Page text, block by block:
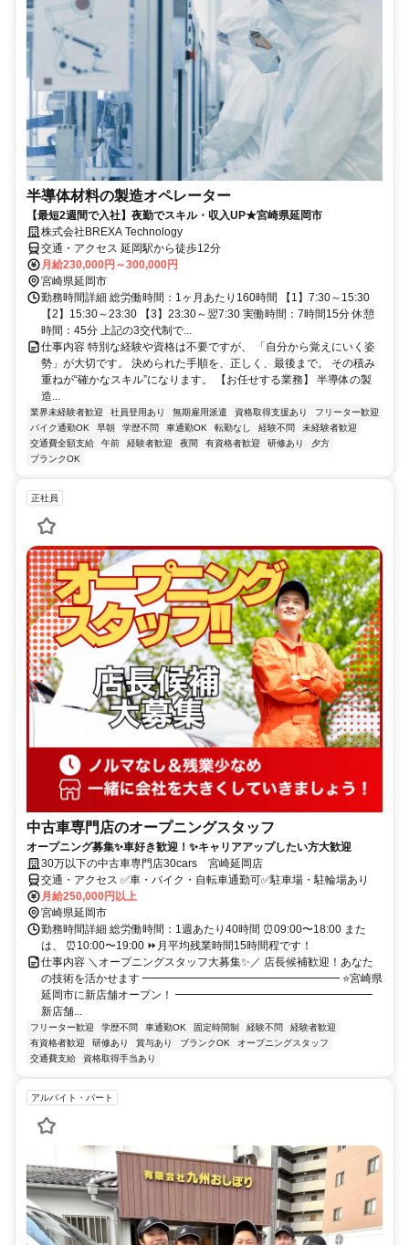
半導体材料の製造オペレーター
【最短2週間で入社】夜勤でスキル・収入UP★宮崎県延岡市
株式会社BREXA Technology
交通・アクセス 延岡駅から徒歩12分
月給230,000円～300,000円
宮崎県延岡市
勤務時間詳細 総労働時間：1ヶ月あたり160時間 【1】7:30～15:30
【2】15:30～23:30 【3】23:30～翌7:30 実働時間：7時間15分 休憩
時間：45分 上記の3交代制で...
仕事内容 特別な経験や資格は不要ですが、 「自分から覚えにいく姿
勢」が大切です。 決められた手順を、正しく、最後まで。 その積み
重ねが“確かなスキル”になります。 【お任せする業務】 半導体の製
造...
業界未経験者歓迎 社員登用あり 無期雇用派遣 資格取得支援あり
フリーター歓迎
バイク通勤OK
早朝 学歴不問 車通勤OK 転勤なし 経験不問
未経験者歓迎
交通費全額支給
午前 経験者歓迎 夜間 有資格者歓迎 研修あり
夕方
ブランクOK
正社員
中古車専門店のオープニングスタッフ
オープニング募集✨車好き歓迎！✨キャリアアップしたい方大歓迎
30万以下の中古車専門店30cars 宮崎延岡店
交通・アクセス ✅車・バイク・自転車通勤可✅駐車場・駐輪場あり
月給250,000円以上
宮崎県延岡市
勤務時間詳細 総労働時間：1週あたり40時間 ⏰09:00〜18:00 また
は、 ⏰10:00〜19:00 ⏩月平均残業時間15時間程です！
仕事内容 ＼オープニングスタッフ大募集✨／ 店長候補歓迎！あなた
の技術を活かせます ━━━━━━━━━━━━━━━━━━ ⭐宮崎県
延岡市に新店舗オープン！ ━━━━━━━━━━━━━━━━━━
新店舗...
フリーター歓迎 学歴不問 車通勤OK 固定時間制 経験不問
経験者歓迎
有資格者歓迎
研修あり 賞与あり ブランクOK
オープニングスタッフ
交通費支給
資格取得手当あり
アルバイト・パート